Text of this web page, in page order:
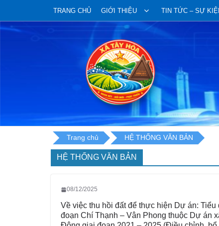
to
content
TRANG CHỦ GIỚI THIỆU TIN TỨC – SỰ
Trang chủ HỆ THỐNG VĂN BẢN
HỆ THỐNG VĂN BẢN
08/12/2025
Về việc thu hồi đất để thực hiện Dự án:
đoạn Chí Thạnh – Vân Phong thuộc Dự án